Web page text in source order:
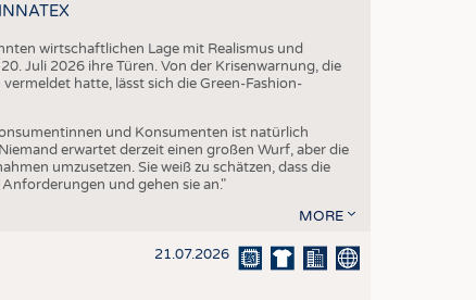
wirtschaftlichen Lage mit Realismus und
Juli 2026 ihre Türen. Von der Krisenwarnung, die
hatte, lässt sich die Green-Fashion-
und Konsumenten ist natürlich
erwartet derzeit einen großen Wurf, aber die
umzusetzen. Sie weiß zu schätzen, dass die
und gehen sie an."
MORE
21.07.2026